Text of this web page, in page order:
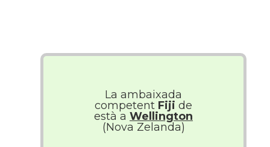
La ambaixada
competent Fiji de
està a Wellington
(Nova Zelanda)